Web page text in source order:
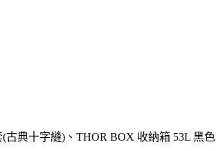
古典十字縫)、THOR BOX 收納箱 53L 黑色